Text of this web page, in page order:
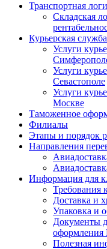
Транспортная
Складская
Курьерская служба
Услуги
Услуги
Севастополе
Услуги
Москве
Таможенное
Филиалы
Этапы и порядок
Направления
Информация для
Требования
Доставка и
Упаковка и
Документы
оформления
Полезная